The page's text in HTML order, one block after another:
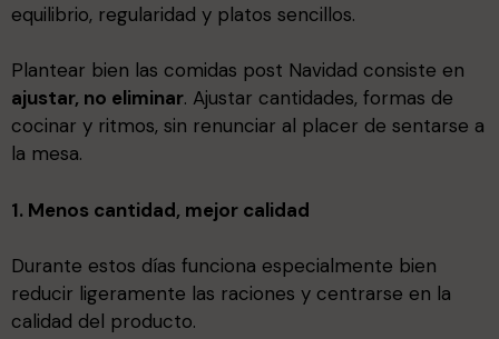
equilibrio, regularidad y platos sencillos.
Plantear bien las comidas post Navidad consiste en
ajustar, no eliminar. Ajustar cantidades, formas de
cocinar y ritmos, sin renunciar al placer de sentarse a
la mesa.
1. Menos cantidad, mejor calidad
Durante estos días funciona especialmente bien
reducir ligeramente las raciones y centrarse en la
calidad del producto.